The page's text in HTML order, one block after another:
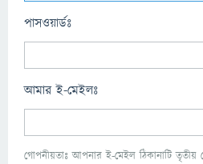
পাসওয়ার্ডঃ
আমার ই-মেইলঃ
গোপনীয়তাঃ আপনার ই-মেইল ঠিকানাটি তৃতীয়